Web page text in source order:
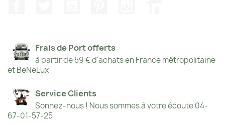
Frais de Port offerts
à partir de 59 € d'achats en France métropolitaine
et BeNeLux
Service Clients
Sonnez-nous ! Nous sommes à votre écoute 04-
67-01-57-25